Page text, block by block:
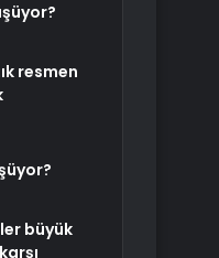
resmen
büyük